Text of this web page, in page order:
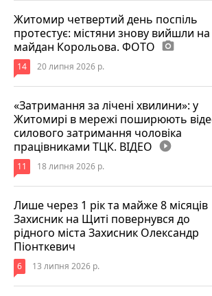
Житомир четвертий день поспіль
протестує: містяни знову вийшли на
майдан Корольова. ФОТО photo_camera
14 20 липня 2026 р.
«Затримання за лічені хвилини»: у
Житомирі в мережі поширюють
силового затримання чоловіка
працівниками ТЦК. ВІДЕО play_circle_filled
11 18 липня 2026 р.
Лише через 1 рік та майже 8 місяців
Захисник на Щиті повернувся до
рідного міста Захисник Олександр
Піонткевич
6 13 липня 2026 р.